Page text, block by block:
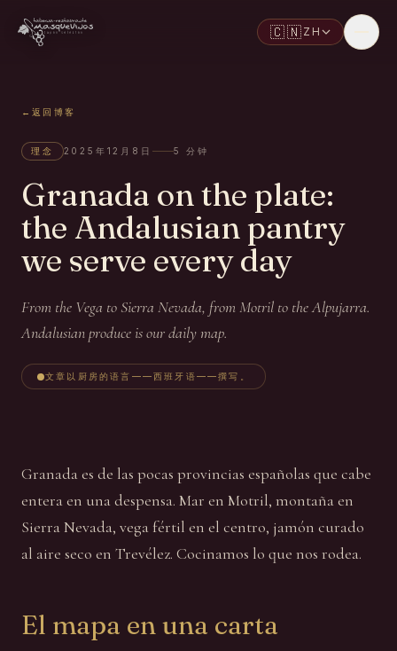
🇨🇳 ZH
←返回博客
理念 2025年12月8日 5 分钟
Granada on the plate:
the Andalusian pantry
we serve every day
From the Vega to Sierra Nevada, from Motril to the Alpujarra.
Andalusian produce is our daily map.
文章以厨房的语言——西班牙语——撰写。
Granada es de las pocas provincias españolas que cabe
entera en una despensa. Mar en Motril, montaña en
Sierra Nevada, vega fértil en el centro, jamón curado
al aire seco en Trevélez. Cocinamos lo que nos rodea.
El mapa en una carta